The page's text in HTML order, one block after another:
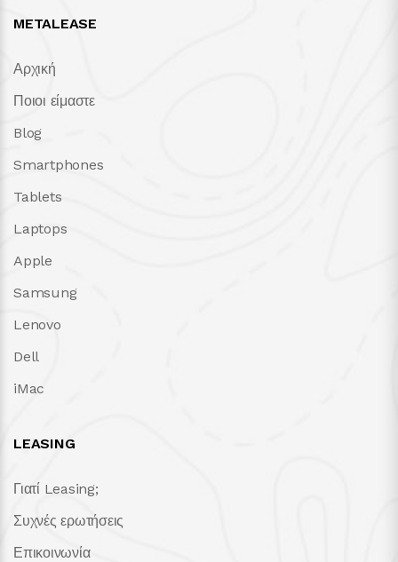
METALEASE
Αρχική
Ποιοι είμαστε
Blog
Smartphones
Tablets
Laptops
Apple
Samsung
Lenovo
Dell
iMac
LEASING
Γιατί Leasing;
Συχνές ερωτήσεις
Επικοινωνία